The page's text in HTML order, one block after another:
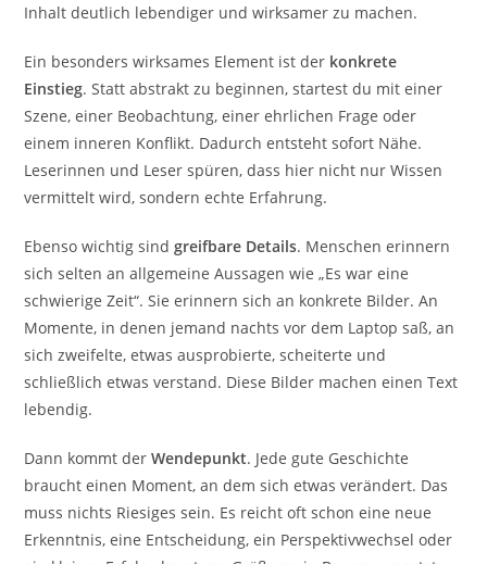
Inhalt deutlich lebendiger und wirksamer zu machen.
Ein besonders wirksames Element ist der konkrete
Einstieg. Statt abstrakt zu beginnen, startest du mit einer
Szene, einer Beobachtung, einer ehrlichen Frage oder
einem inneren Konflikt. Dadurch entsteht sofort Nähe.
Leserinnen und Leser spüren, dass hier nicht nur Wissen
vermittelt wird, sondern echte Erfahrung.
Ebenso wichtig sindgreifbare Details. Menschen erinnern
sich selten an allgemeine Aussagen wie „Es war eine
schwierige Zeit“. Sie erinnern sich an konkrete Bilder. An
Momente, in denen jemand nachts vor dem Laptop saß, an
sich zweifelte, etwas ausprobierte, scheiterte und
schließlich etwas verstand. Diese Bilder machen einen Text
lebendig.
Dann kommt derWendepunkt. Jede gute Geschichte
braucht einen Moment, an dem sich etwas verändert. Das
muss nichts Riesiges sein. Es reicht oft schon eine neue
Erkenntnis, eine Entscheidung, ein Perspektivwechsel oder